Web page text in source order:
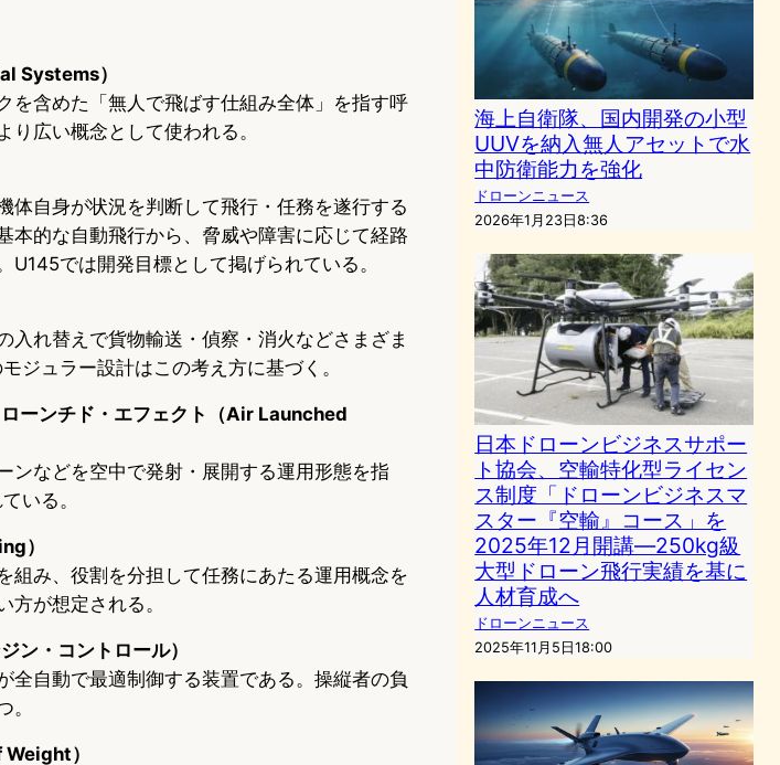
Systems）
を含めた「無人で飛ばす仕組み全体」を指す呼
広い概念として使われる。
体自身が状況を判断して飛行・任務を遂行する
本的な自動飛行から、脅威や障害に応じて経路
では開発目標として掲げられている。
れ替えで貨物輸送・偵察・消火などさまざま
ジュラー設計はこの考え方に基づく。
ーンチド・エフェクト（Air Launched
ンなどを空中で発射・展開する運用形態を指
いる。
）
組み、役割を分担して任務にあたる運用概念を
が想定される。
ン・コントロール）
全自動で最適制御する装置である。操縦者の負
）
海上自衛隊、国内開発の小型
UUVを納入無人アセットで水
中防衛能力を強化
ドローンニュース
2026年1月23日8:36
日本ドローンビジネスサポー
ト協会、空輸特化型ライセン
ス制度「ドローンビジネスマ
スター『空輸』コース」を
2025年12月開講―250kg級
大型ドローン飛行実績を基に
人材育成へ
ドローンニュース
2025年11月5日18:00